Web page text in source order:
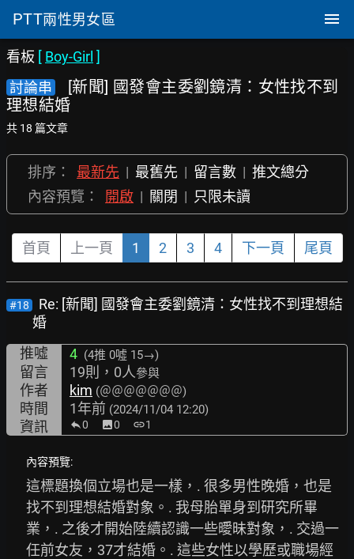
PTT兩性男女區
看板 [ Boy-Girl ]
討論串
[新聞] 國發會主委劉鏡清：女性找不到
理想結婚
共 18 篇文章
排序： 最新先 | 最舊先 | 留言數 | 推文總分
內容預覽：
開啟 | 關閉 | 只限未讀
首頁 上一頁 1 2 3 4 下一頁 尾頁
#18
Re: [新聞] 國發會主委劉鏡清：女性找不到理想結
婚
推噓
4 (4推 0噓 15→)
留言 19則，0人參與
作者 kim (＠＠＠＠＠＠＠)
時間 1年前 (2024/11/04 12:20)
資訊 0 image0 link1
內容預覽:
這標題換個立場也是一樣，. 很多男性晚婚，也是
找不到理想結婚對象。. 我母胎單身到研究所畢
業，. 之後才開始陸續認識一些曖昧對象，. 交過一
任前女友，37才結婚。. 這些女性以學歷或職場經